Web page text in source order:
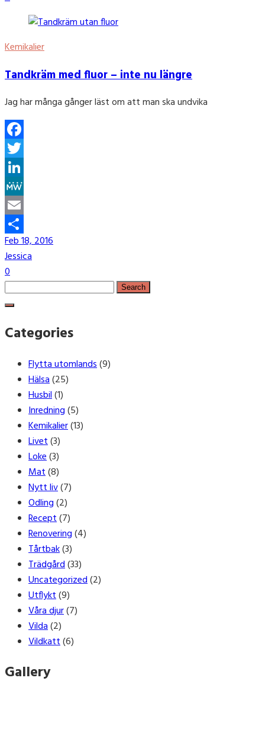
Kemikalier
Tandkräm med fluor – inte nu längre
Jag har många gånger läst om att man ska undvika
Facebook
Twitter
LinkedIn
MeWe
Email
Share
Feb 18, 2016
Jessica
0
for:
Categories
Flytta utomlands(9)
Hälsa(25)
Husbil(1)
Inredning(5)
Kemikalier(13)
Livet(3)
Loke(3)
Mat(8)
Nytt liv(7)
Odling(2)
Recept(7)
Renovering(4)
Tårtbak(3)
Trädgård(33)
Uncategorized(2)
Utflykt(9)
Våra djur(7)
Vilda(2)
Vildkatt(6)
Gallery